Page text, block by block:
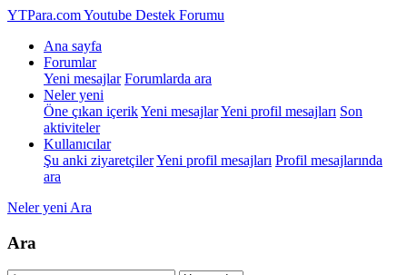
YTPara.comYoutube Destek Forumu
Ana sayfa
Forumlar
Yeni mesajlar Forumlarda ara
Neler yeni
Öne çıkan içerikYeni mesajlarYeni profil mesajları Son
aktiviteler
Kullanıcılar
Şu anki ziyaretçilerYeni profil mesajları Profil mesajlarında
ara
Neler yeni Ara
Ara